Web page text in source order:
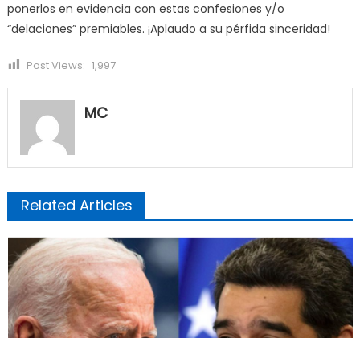
ponerlos en evidencia con estas confesiones y/o
“delaciones” premiables. ¡Aplaudo a su pérfida sinceridad!
Post Views: 1,997
MC
Related Articles